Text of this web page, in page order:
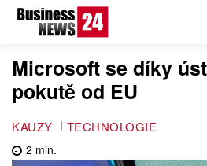
Microsoft se díky
pokutě od EU
KAUZY TECHNOLOGIE
2 min.